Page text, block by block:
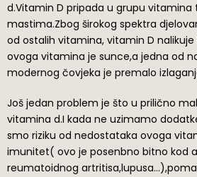
d.Vitamin D pripada u grupu vitamina
mastima.Zbog širokog spektra
od ostalih vitamina, vitamin D
ovoga vitamina je sunce,a jedna od
modernog čovjeka je premalo
Još jedan problem je što u prilično
vitamina d.I kada ne uzimamo
smo riziku od nedostataka ovoga
imunitet( ovo je posenbno bitno kod
reumatoidnog